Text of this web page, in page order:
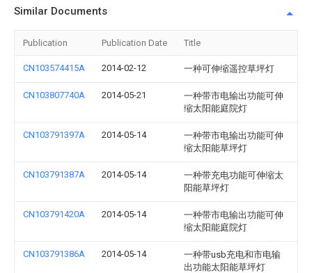
Similar Documents
Publication Publication Date Title
CN103574415A 2014-02-12 一种可伸缩遥控草坪灯
CN103807740A 2014-05-21
一种带市电输出功能可伸
缩太阳能庭院灯
CN103791397A 2014-05-14
一种带市电输出功能可伸
缩太阳能草坪灯
CN103791387A 2014-05-14
一种带充电功能可伸缩太
阳能草坪灯
CN103791420A 2014-05-14
一种带市电输出功能可伸
缩太阳能庭院灯
CN103791386A 2014-05-14
一种带usb充电和市电输
出功能太阳能草坪灯